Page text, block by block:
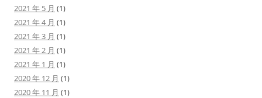
2021 年 5 月 (1)
2021 年 4 月 (1)
2021 年 3 月 (1)
2021 年 2 月 (1)
2021 年 1 月 (1)
2020 年 12 月 (1)
2020 年 11 月 (1)